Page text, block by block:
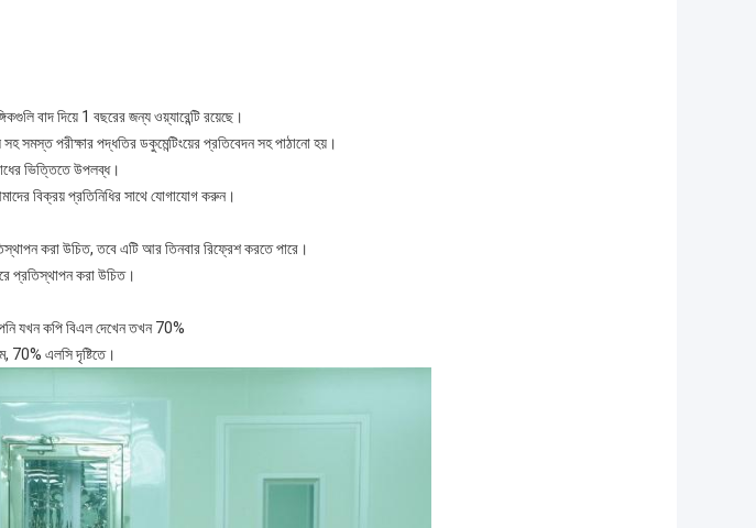
বাদ দিয়ে 1 বছরের জন্য ওয়্যারেন্টি রয়েছে।
সমস্ত পরীক্ষার পদ্ধতির ডকুমেন্টিংয়ের প্রতিবেদন সহ পাঠানো হয়।
ভিত্তিতে উপলব্ধ।
বিক্রয় প্রতিনিধির সাথে যোগাযোগ করুন।
করা উচিত, তবে এটি আর তিনবার রিফ্রেশ করতে পারে।
প্রতিস্থাপন করা উচিত।
যখন কপি বিএল দেখেন তখন 70%
70% এলসি দৃষ্টিতে।